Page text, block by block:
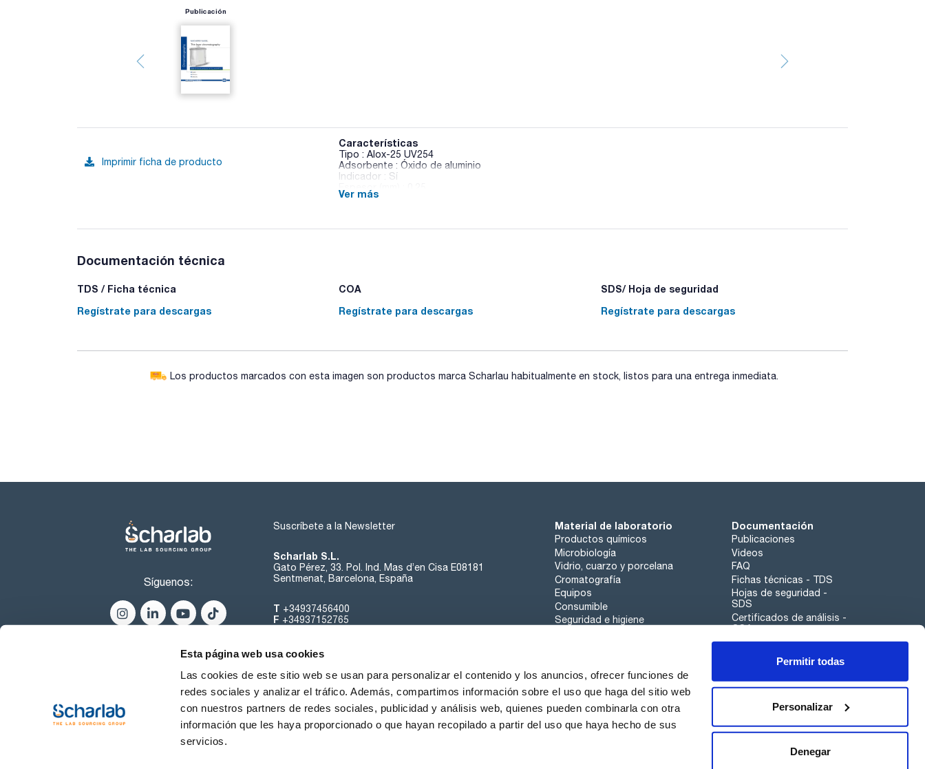
Esta página web usa cookies
Las cookies de este sitio web se usan para personalizar el contenido y los anuncios, ofrecer funciones de
redes sociales y analizar el tráfico. Además, compartimos información sobre el uso que haga del sitio web
con nuestros partners de redes sociales, publicidad y análisis web, quienes pueden combinarla con otra
información que les haya proporcionado o que hayan recopilado a partir del uso que haya hecho de sus
servicios.
Permitir todas
Personalizar
Denegar
Publicación
Imprimir ficha de producto
Características
Tipo : Alox-25 UV254
Adsorbente : Óxido de aluminio
Indicador : Sí
Espesor (mm) : 0,25
Dimensiones (mm) : 50x200
Macherey-Nagel ofrece una gran variedad absorbentes en sus placas de capa fina para múltiples aplicaciones.
Ver más
Documentación técnica
TDS / Ficha técnica
Regístrate para descargas
COA
Regístrate para descargas
SDS/ Hoja de seguridad
Regístrate para descargas
Los productos marcados con esta imagen son productos marca Scharlau habitualmente en stock, listos para una entrega inmediata.
Síguenos:
Suscríbete a la Newsletter
Scharlab S.L.
Gato Pérez, 33. Pol. Ind. Mas d’en Cisa E08181
Sentmenat, Barcelona, España
T +34937456400
F +34937152765
Material de laboratorio
Productos químicos
Microbiología
Vidrio, cuarzo y porcelana
Cromatografía
Equipos
Consumible
Seguridad e higiene
Documentación
Publicaciones
Videos
FAQ
Fichas técnicas - TDS
Hojas de seguridad -
SDS
Certificados de análisis -
COA
Aplicaciones
Canal de denuncias
Sobre nosotros Contacta
Condiciones de Uso